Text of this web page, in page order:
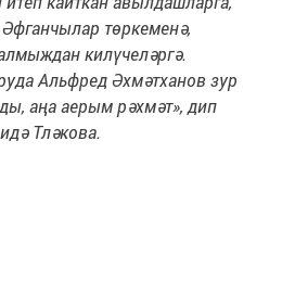
төркеменә,
килүчеләргә.
Альфред Әхмәтханов зур
аңа аерым рәхмәт», дип
Тләкова.